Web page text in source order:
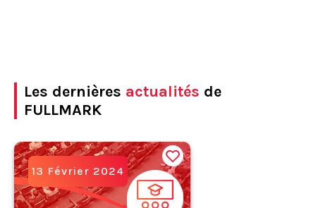
Les dernières actualités de
FULLMARK
13 Février 2024